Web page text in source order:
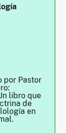
por Pastor
libro que
de
en